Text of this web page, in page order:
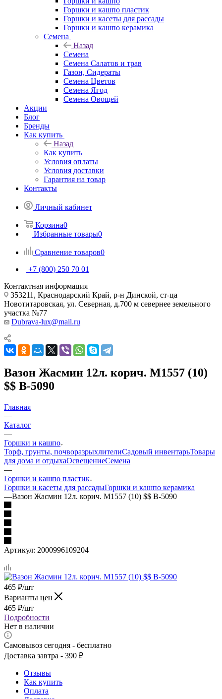
Горшки и кашпо пластик
Горшки и касеты для рассады
Горшки и кашпо керамика
Семена
Назад
Семена
Семена Салатов и трав
Газон, Сидераты
Семена Цветов
Семена Ягод
Семена Овощей
Акции
Блог
Бренды
Как купить
Назад
Как купить
Условия оплаты
Условия доставки
Гарантия на товар
Контакты
Личный кабинет
Корзина0
Избранные товары0
Сравнение товаров0
+7 (800) 250 70 01
Контактная информация
353211, Краснодарский Край, р-н Динской, ст-ца
Новотитаровская, ул. Северная, д.700 м севернее земельного
участка №77
Dubrava-lux@mail.ru
Вазон Жасмин 12л. корич. М1557 (10)
$$ В-5090
Главная
—
Каталог
—
Горшки и кашпо
Торф, грунты, почворазрыхлителиСадовый инвентарьТовары
для дома и отдыхаОсвещениеСемена
—
Горшки и кашпо пластик
Горшки и касеты для рассадыГоршки и кашпо керамика
—Вазон Жасмин 12л. корич. М1557 (10) $$ В-5090
Артикул: 2000996109204
465 ₽/шт
Варианты цен
465 ₽/шт
Подробности
Нет в наличии
Самовывоз сегодня - бесплатно
Доставка завтра - 390 ₽
Отзывы
Как купить
Оплата